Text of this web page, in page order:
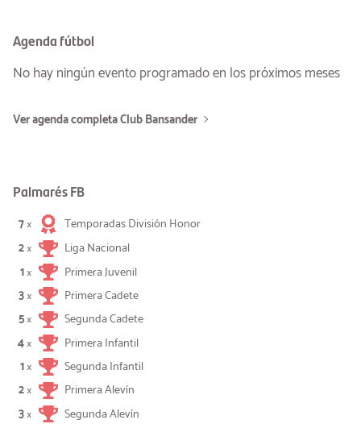
Agenda fútbol
No hay ningún evento programado en los próximos meses
Ver agenda completa Club Bansander
Palmarés FB
7×
Temporadas División Honor
2×
Liga Nacional
1×
Primera Juvenil
3×
Primera Cadete
5×
Segunda Cadete
4×
Primera Infantil
1×
Segunda Infantil
2×
Primera Alevín
3×
Segunda Alevín